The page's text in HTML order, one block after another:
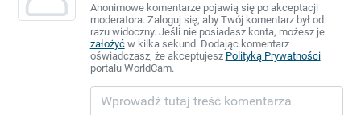
Anonimowe komentarze pojawią się po akceptacji
moderatora. Zaloguj się, aby Twój komentarz był od
razu widoczny. Jeśli nie posiadasz konta, możesz je
założyćw kilka sekund. Dodając komentarz
oświadczasz, że akceptujesz Polityką Prywatności
portalu WorldCam.